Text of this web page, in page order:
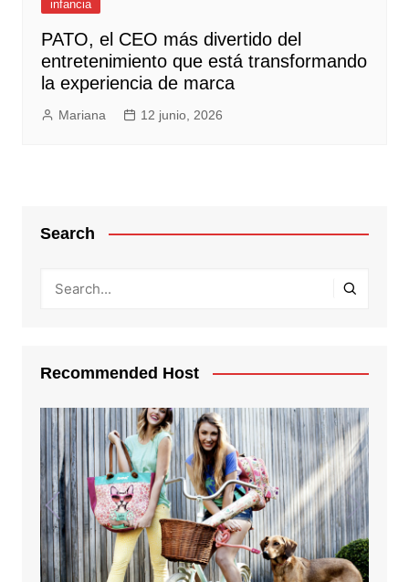
infancia
PATO, el CEO más divertido del
entretenimiento que está transformando
la experiencia de marca
Mariana 12 junio, 2026
Search
Recommended Host